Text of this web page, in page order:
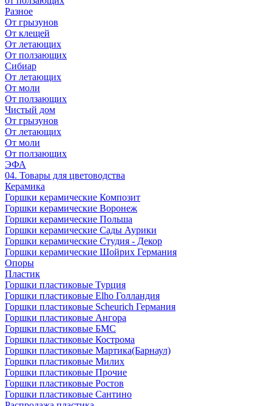
Разное
От грызунов
От клещей
От летающих
От ползающих
Сибиар
От летающих
От моли
От ползающих
Чистый дом
От грызунов
От летающих
От моли
От ползающих
ЭФА
04. Товары для цветоводства
Керамика
Горшки керамические Композит
Горшки керамические Воронеж
Горшки керамические Польша
Горшки керамические Сады Аурики
Горшки керамические Студия - Декор
Горшки керамические Шойрих Германия
Опоры
Пластик
Горшки пластиковые Турция
Горшки пластиковые Elho Голландия
Горшки пластиковые Scheuriсh Германия
Горшки пластиковые Ангора
Горшки пластиковые БМС
Горшки пластиковые Кострома
Горшки пластиковые Мартика(Барнаул)
Горшки пластиковые Милих
Горшки пластиковые Прочие
Горшки пластиковые Ростов
Горшки пластиковые Сантино